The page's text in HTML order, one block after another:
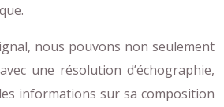
nous pouvons non seulement
une résolution d’échographie,
informations sur sa composition